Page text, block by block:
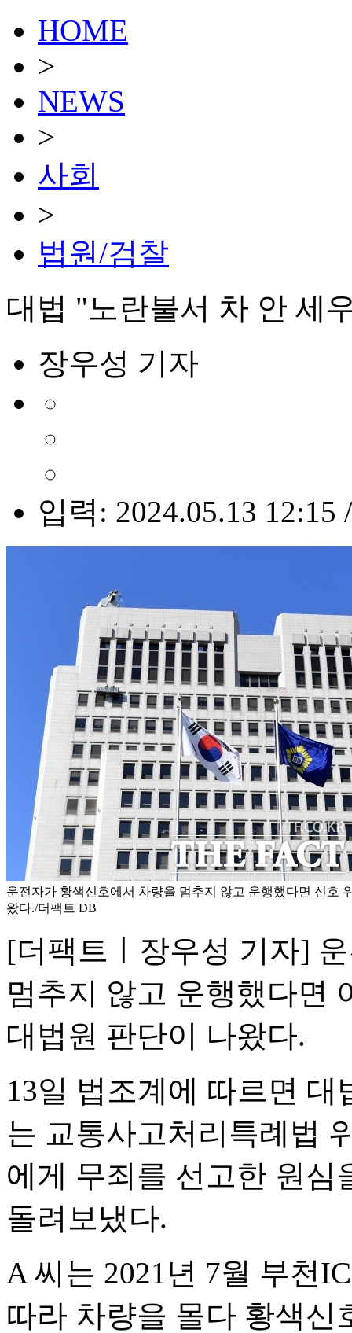
HOME
>
NEWS
>
사회
>
법원/검찰
대법 "노란불서 차 안 세
장우성 기자
입력: 2024.05.13 12:15
운전자가 황색신호에서 차량을 멈추지 않고 운행했다면 신호
왔다./더팩트 DB
[더팩트ㅣ장우성 기자]
멈추지 않고 운행했다면
대법원 판단이 나왔다.
13일 법조계에 따르면
는 교통사고처리특례법
에게 무죄를 선고한 원심
돌려보냈다.
A 씨는 2021년 7월 부천
따라 차량을 몰다 황색신